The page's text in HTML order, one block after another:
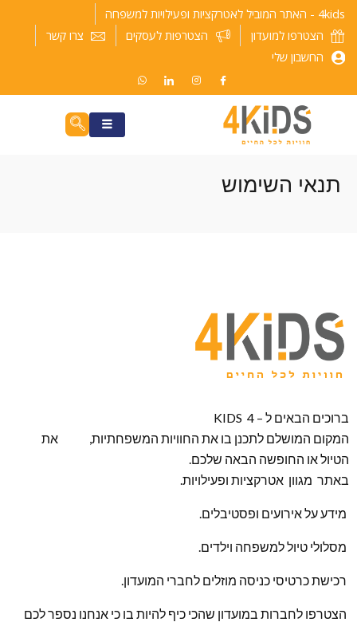
דילוג
לתוכן
4kids - האתר המוביל לאטרקציות ופעילויות למשפחה
הצטרפו למועדון
הצטרפות לעסקים
צרו קשר
החשבון שלי
תנאי השימוש
ברוכים הבאים ל – KIDS 4
המקום המושלם לתכנן בו את החוויות המשפחתיות, את
הטיול או החופשה הבאה שלכם.
באתר מגוון אטרקציות ופעילויות.
מידע על אירועים ופסטיבלים.
מסלולי טיול למשפחה וילדים.
רכישת כרטיסי כניסה מוזלים לחברי המועדון.
הצטרפו לחברות במועדון שהכי כיף להיות בו כי אנחנו נספר לכם